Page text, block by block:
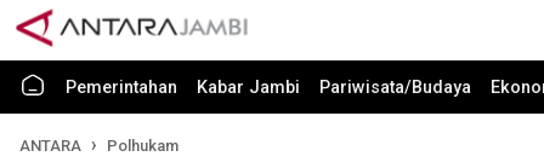
Pemerintahan Kabar Jambi Pariwisata/Budaya
ANTARA Polhukam